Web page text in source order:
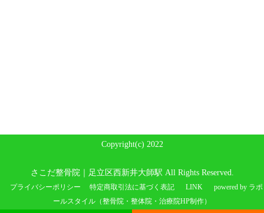
Copyright(c) 2022
さこだ整骨院｜足立区西新井大師駅 All Rights Reserved.
プライバシーポリシー 特定商取引法に基づく表記 LINK
powered by ラポ
ールスタイル（整骨院・整体院・治療院HP制作）